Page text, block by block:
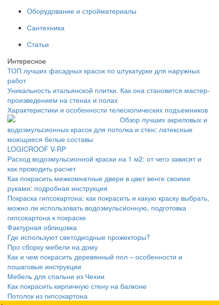
Оборудование и стройматериалы
Сантехника
Статьи
Интересное
ТОП лучших фасадных красок по штукатурке для наружных
работ
Уникальность итальянской плитки. Как она становится мастер-
произведением на стенах и полах
Характеристики и особенности телескопических подъемников
Обзор лучших акриловых и
водоэмульсионных красок для потолка и стен; латексные
моющиеся белые составы
LOGICROOF V-RP
Расход водоэмульсионной краски на 1 м2: от чего зависит и
как проводить расчет
Как покрасить межкомнатные двери в цвет венге своими
руками: подробная инструкция
Покраска гипсокартона: как покрасить и какую краску выбрать,
можно ли использовать водоэмульсионную, подготовка
гипсокартона к покраске
Фактурная облицовка
Где используют светодиодные прожекторы?
Про сборку мебели на дому
Как и чем покрасить деревянный пол – особенности и
пошаговые инструкции
Мебель для спальни из Чехии
Как покрасить кирпичную стену на балконе
Потолок из гипсокартона